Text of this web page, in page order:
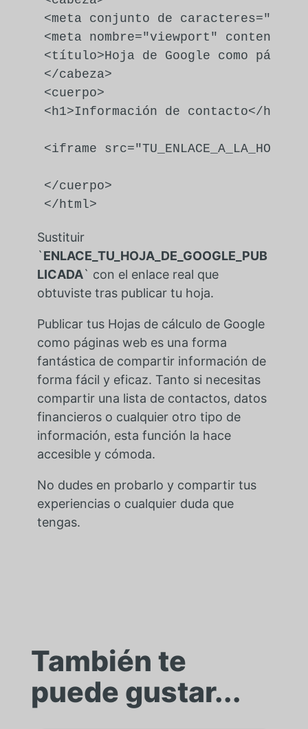
<meta conjunto de caracteres="UTF-
<meta nombre="viewport" contenido
<título>Hoja de Google como página
</cabeza>
<cuerpo>
<h1>Información de contacto</h1
<iframe src=
</cuerpo>
</html>
Sustituir
`ENLACE_TU_HOJA_DE_GOOGLE_PUB
LICADA` con el enlace real que
obtuviste tras publicar tu hoja.
Publicar tus Hojas de cálculo de Google
como páginas web es una forma
fantástica de compartir información de
forma fácil y eficaz. Tanto si necesitas
compartir una lista de contactos, datos
financieros o cualquier otro tipo de
información, esta función la hace
accesible y cómoda.
No dudes en probarlo y compartir tus
experiencias o cualquier duda que
tengas.
También te
puede gustar...